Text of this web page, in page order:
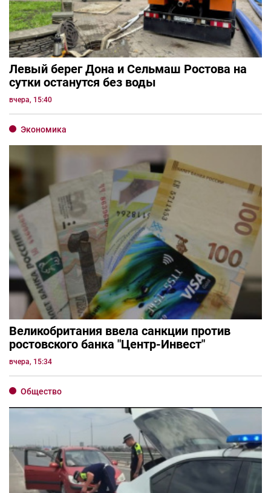
Левый берег Дона и Сельмаш Ростова на
сутки останутся без воды
вчера, 15:40
Экономика
Великобритания ввела санкции против
ростовского банка "Центр-Инвест"
вчера, 15:34
Общество